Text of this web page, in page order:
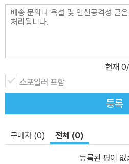
시절의 기억일 수도 있고, 그로 인해
틈이 손쉽게 약점이 되고, 약점이 비난
려 넘어지지 않도록, 아슬아슬하게
을 들키고 말 거야, 언젠가 크게 넘어
다. 하지만 아무리 조심하고 주의해도
넘어지고 아파하며 나의 빈틈을 미워
명이라고 하더라도, 나를 원망하느라
안의 어린아이는 그렇게 끊임없이 다
현재 0
스포일러 포함
등록
구매자 (0) 전체 (0)
등록된 평이 없